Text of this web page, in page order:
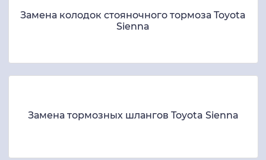
Замена колодок стояночного тормоза Toyota
Sienna
Замена тормозных шлангов Toyota Sienna